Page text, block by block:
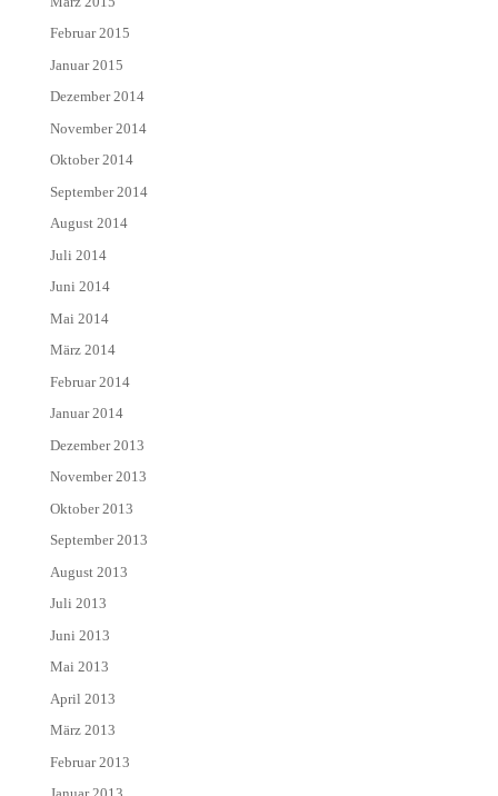
Februar 2015
Januar 2015
Dezember 2014
November 2014
Oktober 2014
September 2014
August 2014
Juli 2014
Juni 2014
Mai 2014
März 2014
Februar 2014
Januar 2014
Dezember 2013
November 2013
Oktober 2013
September 2013
August 2013
Juli 2013
Juni 2013
Mai 2013
April 2013
März 2013
Februar 2013